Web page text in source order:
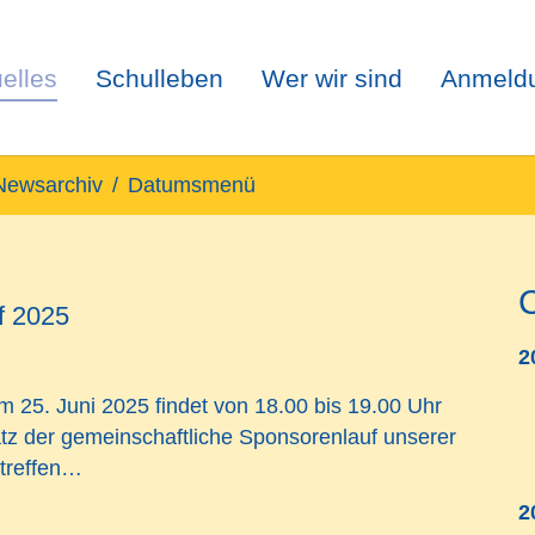
Schulleben Wer wir sind
Datumsmenü
2025
25. Juni 2025 findet von 18.00 bis 19.00 Uhr
der gemeinschaftliche Sponsorenlauf unserer